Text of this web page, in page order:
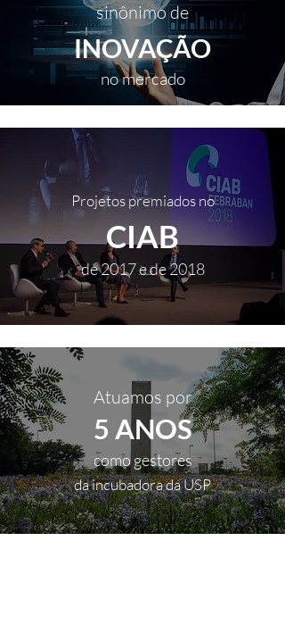
sinônimo de
INOVAÇÃO
no mercado
Atuamos por
5 ANOS
como gestores
da incubadora da USP
Projetos premiados no
CIAB
de 2017 e de 2018